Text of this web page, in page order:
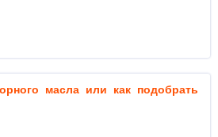
масла или как подобрать